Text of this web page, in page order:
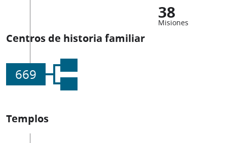
38
Misiones
Centros de historia familiar
669
Templos